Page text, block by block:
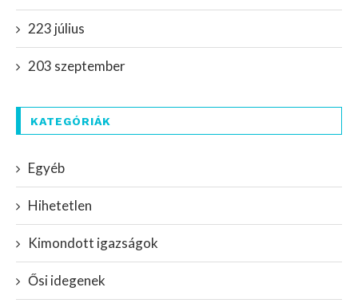
223 július
203 szeptember
KATEGÓRIÁK
Egyéb
Hihetetlen
Kimondott igazságok
Ősi idegenek